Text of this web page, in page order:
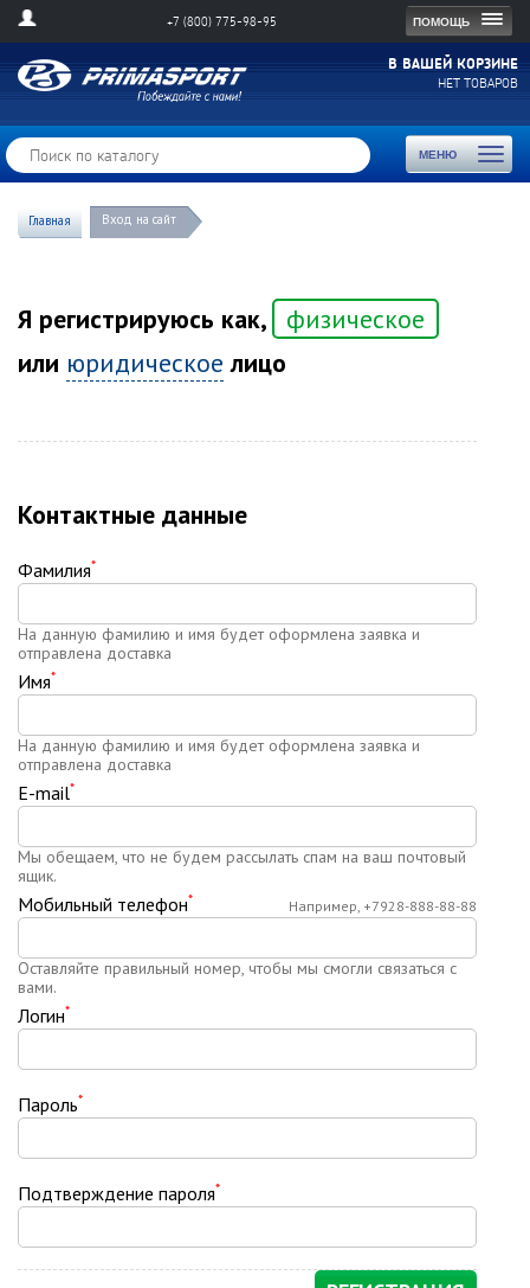
ПОМОЩЬ
+7 (800) 775-98-95
В ВАШЕЙ КОРЗИНЕ
НЕТ ТОВАРОВ
МЕНЮ
Toggle
Главная Вход на сайт
Я регистрируюсь как,
физическое
или юридическое лицо
Контактные данные
Фамилия*
На данную фамилию и имя будет оформлена заявка и
отправлена доставка
Имя*
На данную фамилию и имя будет оформлена заявка и
отправлена доставка
E-mail*
Мы обещаем, что не будем рассылать спам на ваш почтовый
ящик.
Мобильный телефон*
Оставляйте правильный номер, чтобы мы смогли связаться с
вами.
Например, +7928-888-88-88
Логин*
Пароль*
Подтверждение пароля*